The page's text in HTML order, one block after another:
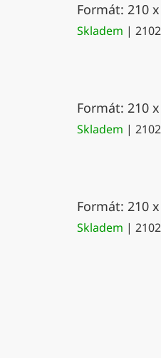
Formát: 210
Skladem |
Formát: 210
Skladem |
Formát: 210
Skladem |